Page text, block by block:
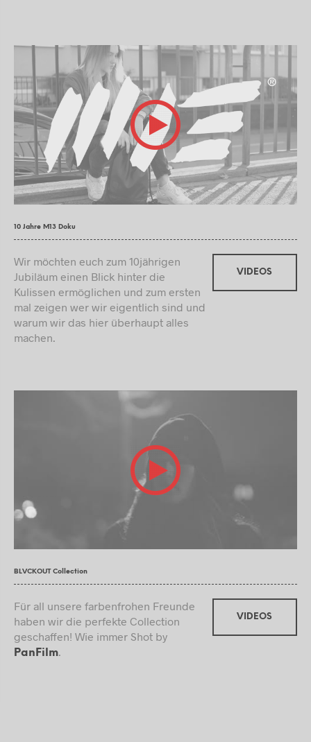
10 Jahre M13 Doku
Wir möchten euch zum 10jährigen
Jubiläum einen Blick hinter die
Kulissen ermöglichen und zum ersten
mal zeigen wer wir eigentlich sind und
warum wir das hier überhaupt alles
machen.
VIDEOS
BLVCKOUT Collection
Für all unsere farbenfrohen Freunde
haben wir die perfekte Collection
geschaffen! Wie immer Shot by
PanFilm.
VIDEOS